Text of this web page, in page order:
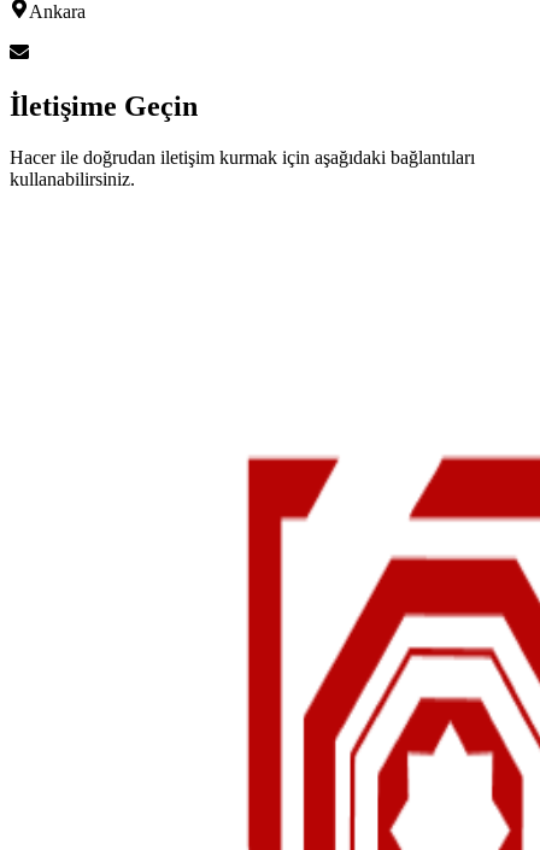
Ankara
İletişime Geçin
Hacer ile doğrudan iletişim kurmak için aşağıdaki bağlantıları
kullanabilirsiniz.